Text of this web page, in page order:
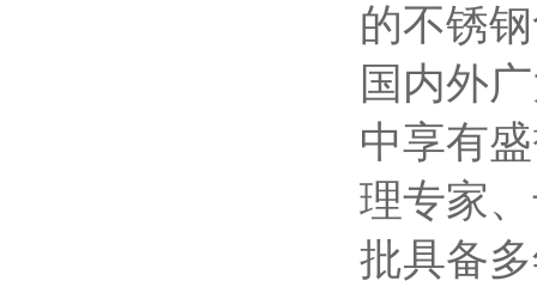
的不锈
国内外
中享有
理专家
批具备